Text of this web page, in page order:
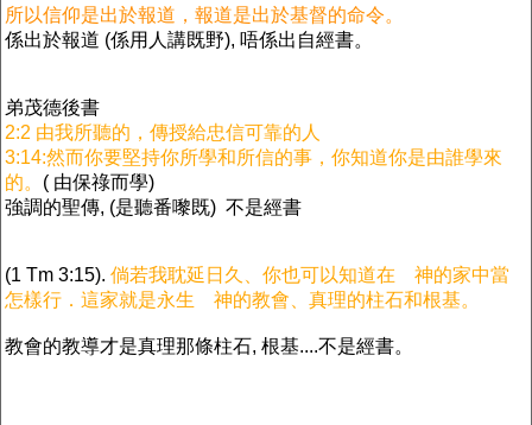
所以信仰是出於報道，報道是出於基督的命令。
係出於報道 (係用人講既野), 唔係出自經書。
弟茂德後書
2:2 由我所聽的，傳授給忠信可靠的人
3:14:然而你要堅持你所學和所信的事，你知道你是由誰學來
的。 ( 由保祿而學)
強調的聖傳, (是聽番嚟既) 不是經書
(1 Tm 3:15). 倘若我耽延日久、你也可以知道在 神的家中當
怎樣行．這家就是永生 神的教會、真理的柱石和根基。
教會的教導才是真理那條柱石, 根基....不是經書。